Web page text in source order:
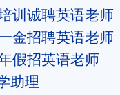
训诚聘英语老师
金招聘英语老师
假招英语老师
助理